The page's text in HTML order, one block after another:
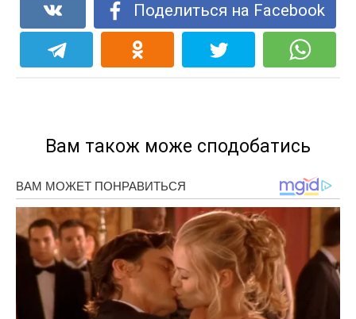
Поделиться на Facebook
Вам також може сподобатись